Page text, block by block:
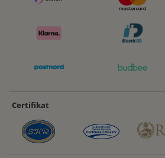
Certifikat